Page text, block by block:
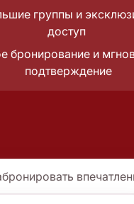
группы и
доступ
бронирование и
подтверждение